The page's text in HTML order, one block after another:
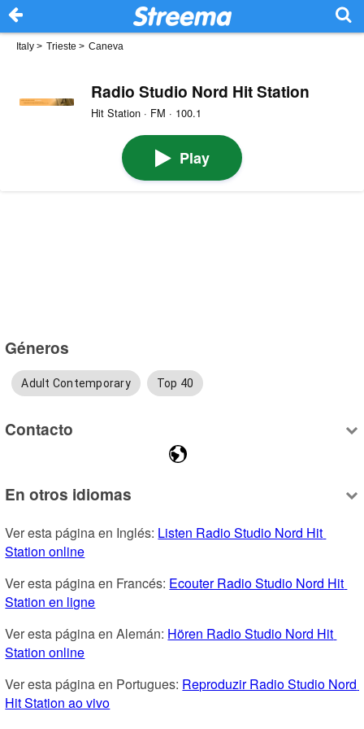
Italy > Trieste > Caneva
Radio Studio Nord Hit Station
Hit Station · FM · 100.1
Play
Géneros
Adult Contemporary Top 40
Contacto
En otros idiomas
Ver esta página en Inglés: Listen Radio Studio Nord Hit
Station online
Ver esta página en Francés: Ecouter Radio Studio Nord Hit
Station en ligne
Ver esta página en Alemán: Hören Radio Studio Nord Hit
Station online
Ver esta página en Portugues: Reproduzir Radio Studio Nord
Hit Station ao vivo